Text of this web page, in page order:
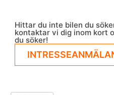
Hittar du inte bilen du
kontaktar vi dig inom kort
du söker!